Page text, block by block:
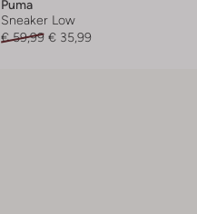
Puma
Sneaker Low
€ 59,99 € 35,99